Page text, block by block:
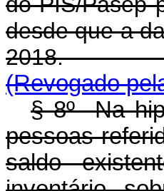
desde que a
(Revogado
§ 8º Na
pessoas
saldo